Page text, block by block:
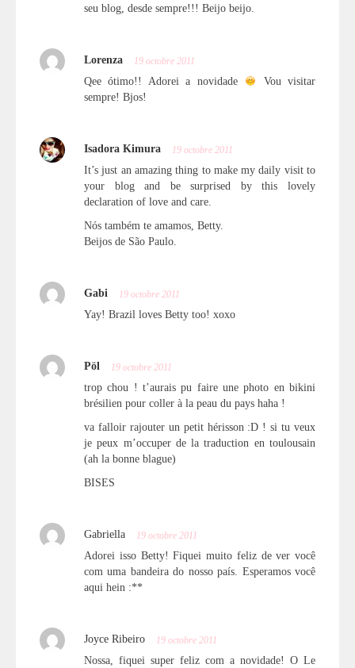
seu blog, desde sempre!!! Beijo beijo.
Lorenza 19 octobre 2011
Qee ótimo!! Adorei a novidade
Vou visitar
sempre! Bjos!
Isadora Kimura 19 octobre 2011
It’s just an amazing thing to make my daily visit to
your blog and be surprised by this lovely
declaration of love and care.
Nós também te amamos, Betty.
Beijos de São Paulo.
Gabi 19 octobre 2011
Yay! Brazil loves Betty too! xoxo
Pöl 19 octobre 2011
trop chou ! t’aurais pu faire une photo en bikini
brésilien pour coller à la peau du pays haha !
va falloir rajouter un petit hérisson :D ! si tu veux
je peux m’occuper de la traduction en toulousain
(ah la bonne blague)
BISES
Gabriella 19 octobre 2011
Adorei isso Betty! Fiquei muito feliz de ver você
com uma bandeira do nosso país. Esperamos você
aqui hein :**
Joyce Ribeiro 19 octobre 2011
Nossa, fiquei super feliz com a novidade! O Le